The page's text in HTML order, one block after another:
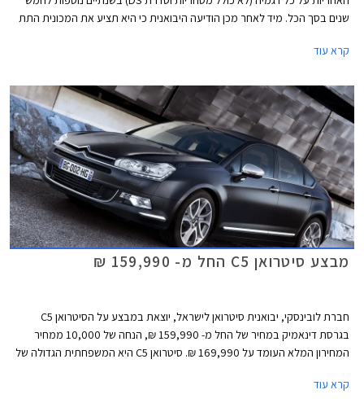
שנים בסך הכל. מיד לאחר מכן הודיעה היבואנית כי היא תציע את המכונית התת
קרא עוד
מבצע סיטרואן C5 החל מ- 159,990 ₪
חברת לובינסקי, יבואנית סיטרואן לישראל, יוצאת במבצע על הסיטרואן C5
בגרסת דינאמיק במחיר של החל מ- 159,990 ₪, הנחה של 10,000 ממחיר
המחירון המלא העומד על 169,990 ₪. סיטרואן C5 היא המשפחתית הגדולה של
הבסיסית.
קרא עוד